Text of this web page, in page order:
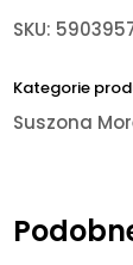
SKU:
Kategorie
Suszona